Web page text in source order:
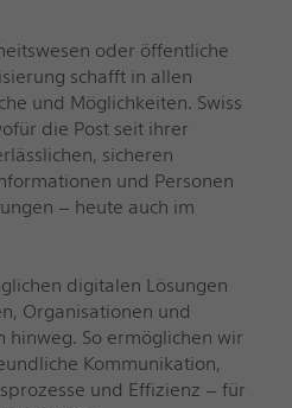
oder öffentliche
schafft in allen
und Möglichkeiten. Swiss
die Post seit ihrer
sicheren
und Personen
– heute auch im
digitalen Lösungen
Organisationen und
hinweg. So ermöglichen wir
Kommunikation,
und Effizienz – für